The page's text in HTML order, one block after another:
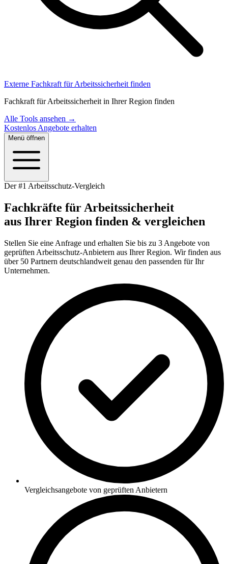
Externe Fachkraft für Arbeitssicherheit finden
Fachkraft für Arbeitssicherheit in Ihrer Region finden
Alle Tools ansehen →
Kostenlos Angebote erhalten
Menü öffnen
Der #1 Arbeitsschutz-Vergleich
Fachkräfte für Arbeitssicherheit
aus Ihrer Region finden & vergleichen
Stellen Sie eine Anfrage und erhalten Sie bis zu 3 Angebote von
geprüften Arbeitsschutz-Anbietern aus Ihrer Region. Wir finden aus
über 50 Partnern deutschlandweit genau den passenden für Ihr
Unternehmen.
Vergleichsangebote von geprüften Anbietern